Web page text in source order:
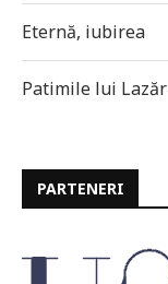
Eternă, iubirea
Patimile lui Lazăr
PARTENERI